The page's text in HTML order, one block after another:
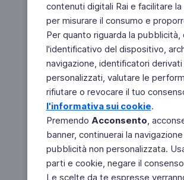
contenuti digitali Rai e facilitare
per misurare il consumo e
Per quanto riguarda la
l'identificativo del dispositivo,
navigazione, identificatori
personalizzati, valutare le
rifiutare o revocare il tuo
l'informativa sui cookie.
Premendo Acconsento,
banner, continuerai la
pubblicità non personalizzata.
parti e cookie, negare il
Le scelte da te espresse